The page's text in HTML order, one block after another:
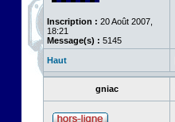
Inscription : 20 Août 2007,
18:21
Message(s) : 5145
Haut
gniac